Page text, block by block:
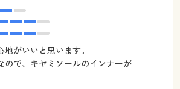
がいいと思います。
ので、キヤミソールのインナーが